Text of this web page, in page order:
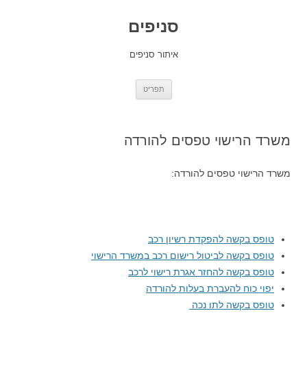
סניפים
איתור סניפים
תפריט
משרד הרישוי טפסים להורדה
משרד הרישוי טפסים להורדה:
טופס בקשה להפקדת רשיון רכב
טופס בקשה לביטול רישום רכב במשרד הרישוי
טופס בקשה להחזר אגרת רישוי לרכב
יפוי כוח להעברת בעלות להורדה
טופס בקשה לתו נכה